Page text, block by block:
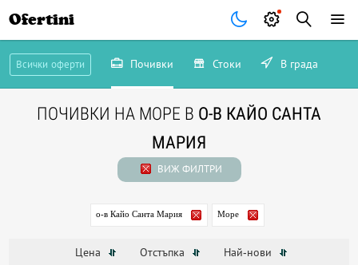
Ofertini
Всички оферти Почивки Стоки В града
ПОЧИВКИ НА МОРЕ В О-В КАЙО САНТА
МАРИЯ
ВИЖ ФИЛТРИ
о-в Кайо Санта Мария Море
Цена Отстъпка Най-нови